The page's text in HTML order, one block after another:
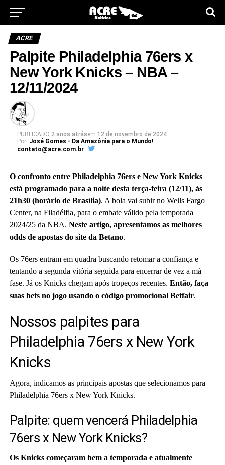
ACRE
Palpite Philadelphia 76ers x
New York Knicks – NBA –
12/11/2024
PUBLICADO 2 anos atrásem 12 de novembro de 2024
Por: José Gomes - Da Amazônia para o Mundo!
contato@acre.com.br
O confronto entre Philadelphia 76ers e New York Knicks
está programado para a noite desta terça-feira (12/11), às
21h30 (horário de Brasília). A bola vai subir no Wells Fargo
Center, na Filadélfia, para o embate válido pela temporada
2024/25 da NBA. Neste artigo, apresentamos as melhores
odds de apostas do site da Betano.
Os 76ers entram em quadra buscando retomar a confiança e
tentando a segunda vitória seguida para encerrar de vez a má
fase. Já os Knicks chegam após tropeços recentes. Então, faça
suas bets no jogo usando o código promocional Betfair.
Nossos palpites para
Philadelphia 76ers x New York
Knicks
Agora, indicamos as principais apostas que selecionamos para
Philadelphia 76ers x New York Knicks.
Palpite: quem vencerá Philadelphia
76ers x New York Knicks?
Os Knicks começaram bem a temporada e atualmente